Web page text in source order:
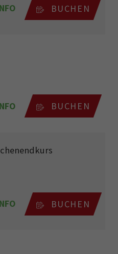
BUCHEN
BUCHEN
BUCHEN